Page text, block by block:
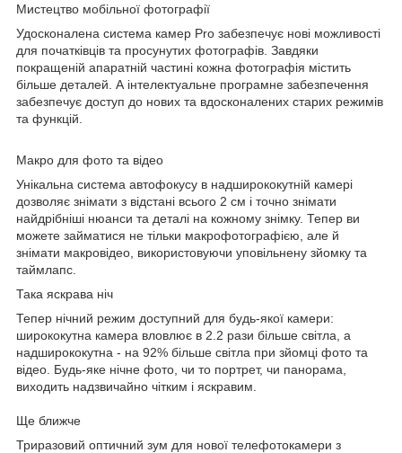
Мистецтво мобільної фотографії
Удосконалена система камер Pro забезпечує нові можливості
для початківців та просунутих фотографів. Завдяки
покращеній апаратній частині кожна фотографія містить
більше деталей. А інтелектуальне програмне забезпечення
забезпечує доступ до нових та вдосконалених старих режимів
та функцій.
Макро для фото та відео
Унікальна система автофокусу в надширококутній камері
дозволяє знімати з відстані всього 2 см і точно знімати
найдрібніші нюанси та деталі на кожному знімку. Тепер ви
можете займатися не тільки макрофотографією, але й
знімати макровідео, використовуючи уповільнену зйомку та
таймлапс.
Така яскрава ніч
Тепер нічний режим доступний для будь-якої камери:
ширококутна камера вловлює в 2.2 рази більше світла, а
надширококутна - на 92% більше світла при зйомці фото та
відео. Будь-яке нічне фото, чи то портрет, чи панорама,
виходить надзвичайно чітким і яскравим.
Ще ближче
Триразовий оптичний зум для нової телефотокамери з